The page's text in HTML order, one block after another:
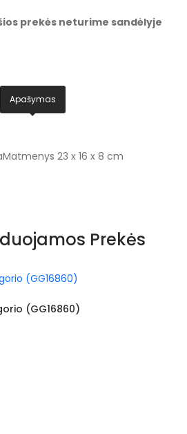
prekės neturime sandėlyje
Apašymas
Matmenys 23 x 16 x 8 cm
Prekės